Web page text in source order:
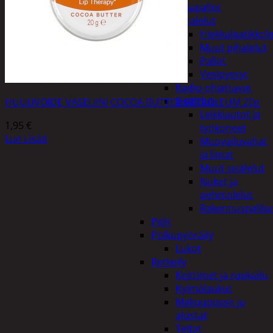
Ilmapallot
Pihalelut
Muut pihalelut
Pallot
Vesipyssyt
Radio-ohjattavat
Sisälelut
Leikkiautot ja
työkoneet
Muovailuvahat
ja limat
Muut sisälelut
Nuket ja
pehmolelut
Pelit
Polkupyöräily
Lukot
Retkeily
Keittimet ja ruokailu
Kylmälaukut
Makuupussit ja
alustat
Teltat
HUULIVOIDE VASELIINI COCOA BUTTER PETROLEUM 20g
1,95 €
Lue Lisää